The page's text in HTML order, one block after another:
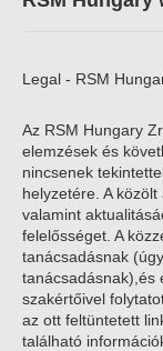
Legal - RSM
Az RSM Hungary
elemzések és
nincsenek
helyzetére. A
valamint
felelősséget. A
tanácsadásnak
tanácsadásnak),és
szakértőivel
az ott feltüntetett
található